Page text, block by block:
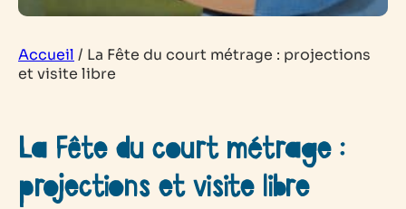
Accueil / La Fête du court métrage : projections
et visite libre
La Fête du court métrage :
projections et visite libre